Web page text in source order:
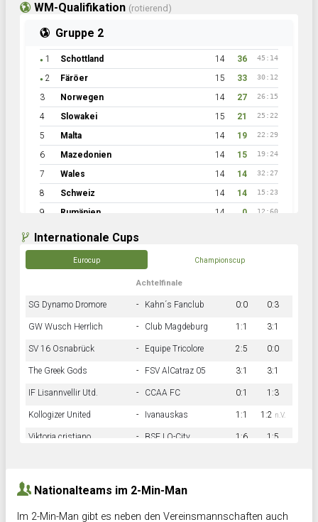
WM-Qualifikation (rotierend)
Gruppe 2
● 1 Schottland 14 36 45:14
● 2 Färöer 15 33 30:12
3 Norwegen 14 27 26:15
4 Slowakei 15 21 25:22
5 Malta 14 19 22:29
6 Mazedonien 14 15 19:24
7 Wales 14 14 32:27
8 Schweiz 14 14 15:23
9 Rumänien 14 0 12:60
Internationale Cups
Eurocup Championscup
Achtelfinale
SG Dynamo Dromore - Kahn´s Fanclub 0:0 0:3
GW Wusch Herrlich - Club Magdeburg 1:1 3:1
SV 16 Osnabrück - Equipe Tricolore 2:5 0:0
The Greek Gods - FSV AlCatraz 05 3:1 3:1
IF Lisannvellir Utd. - CCAA FC 0:1 1:3
Kollogizer United - Ivanauskas 1:1 1:2 n.V.
Viktoria cristiano - BSF LO-City 1:6 1:5
Nationalteams im 2-Min-Man
Im 2-Min-Man gibt es neben den Vereinsmannschaften auch